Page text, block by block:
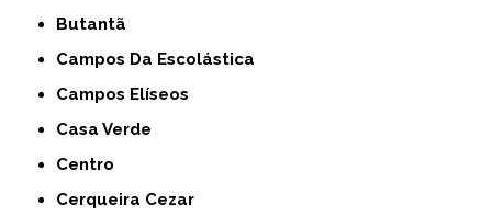
Butantã
Campos Da Escolástica
Campos Elíseos
Casa Verde
Centro
Cerqueira Cezar